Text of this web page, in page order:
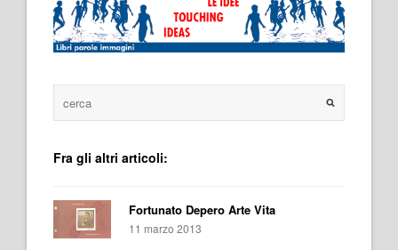
Fra gli altri articoli:
Fortunato Depero Arte Vita
11 marzo 2013